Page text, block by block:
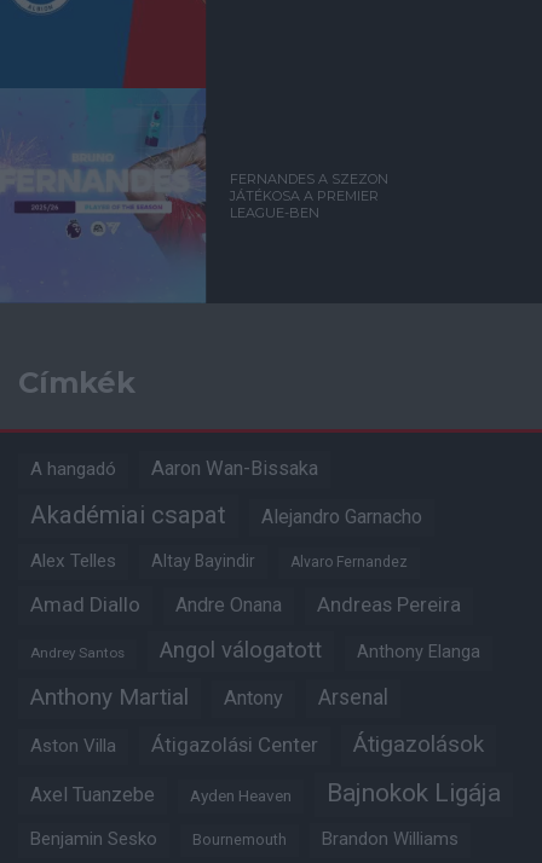
FERNANDES A SZEZON
JÁTÉKOSA A PREMIER
LEAGUE-BEN
Címkék
A hangadó Aaron Wan-Bissaka
Akadémiai csapat Alejandro Garnacho
Alex Telles Altay Bayindir Alvaro Fernandez
Amad Diallo Andre Onana Andreas Pereira
Andrey Santos Angol válogatott Anthony Elanga
Anthony Martial Antony Arsenal
Aston Villa Átigazolási Center Átigazolások
Axel Tuanzebe Ayden Heaven Bajnokok Ligája
Benjamin Sesko Bournemouth Brandon Williams